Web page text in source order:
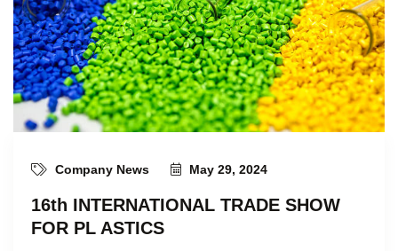
Company News May 29, 2024
16th INTERNATIONAL TRADE SHOW
FOR PL ASTICS